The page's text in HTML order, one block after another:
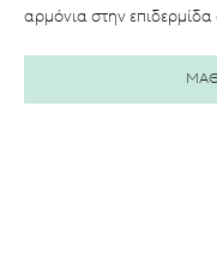
αρμόνια στην